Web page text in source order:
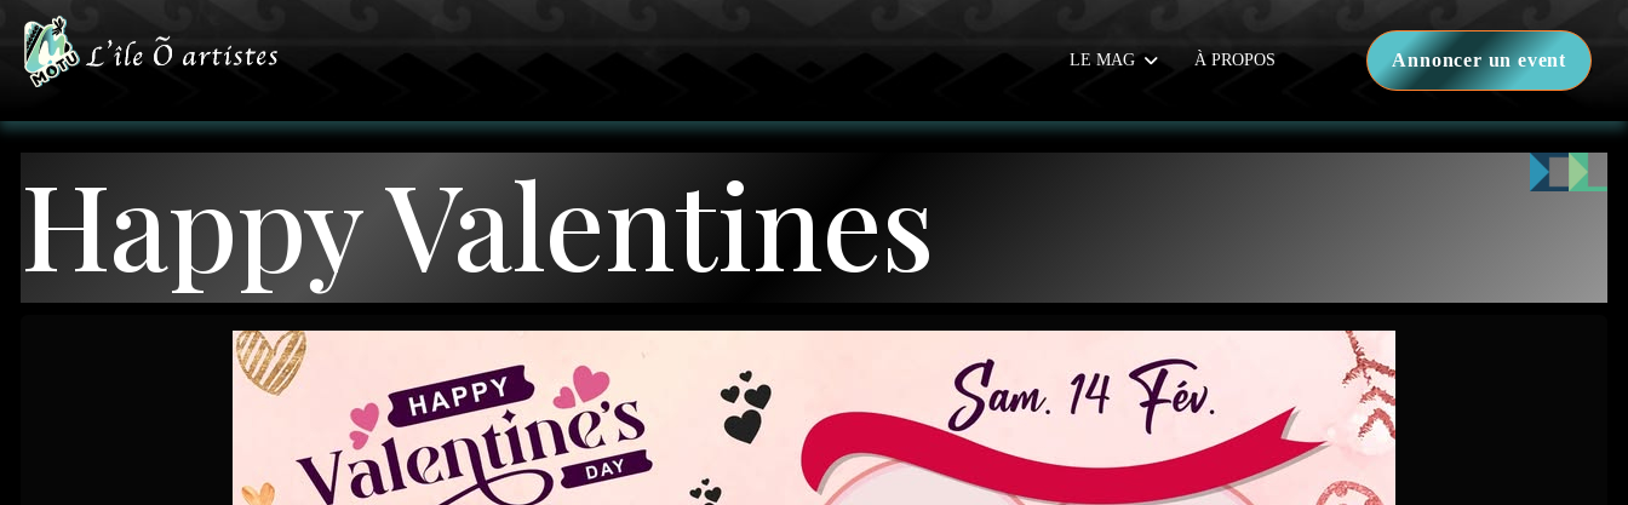
Annoncer un event
LE MAG À PROPOS
Happy Valentines